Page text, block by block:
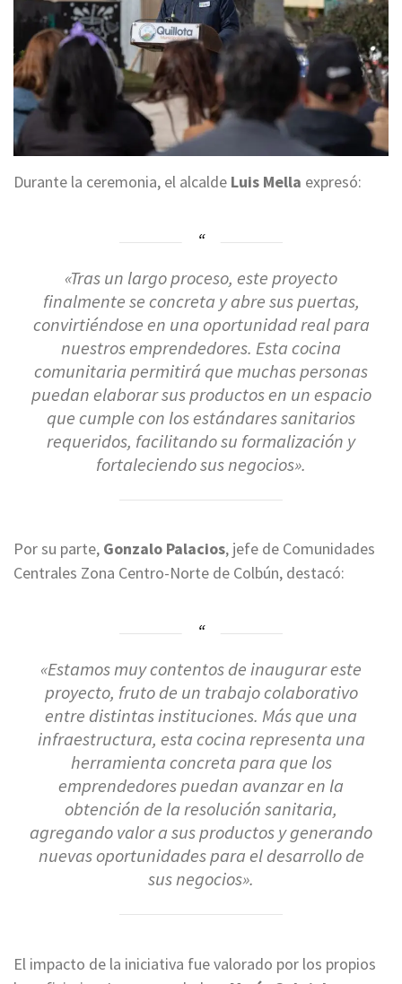
Durante la ceremonia, el alcalde Luis Mella expresó:
«Tras un largo proceso, este proyecto
finalmente se concreta y abre sus puertas,
convirtiéndose en una oportunidad real para
nuestros emprendedores. Esta cocina
comunitaria permitirá que muchas personas
puedan elaborar sus productos en un espacio
que cumple con los estándares sanitarios
requeridos, facilitando su formalización y
fortaleciendo sus negocios».
Por su parte, Gonzalo Palacios, jefe de Comunidades
Centrales Zona Centro-Norte de Colbún, destacó:
«Estamos muy contentos de inaugurar este
proyecto, fruto de un trabajo colaborativo
entre distintas instituciones. Más que una
infraestructura, esta cocina representa una
herramienta concreta para que los
emprendedores puedan avanzar en la
obtención de la resolución sanitaria,
agregando valor a sus productos y generando
nuevas oportunidades para el desarrollo de
sus negocios».
El impacto de la iniciativa fue valorado por los propios